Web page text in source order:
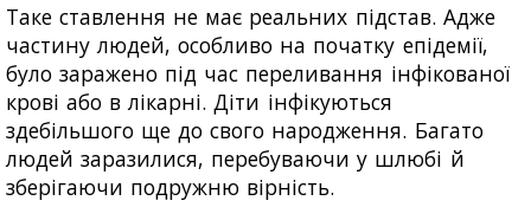
Таке ставлення не має реальних підстав. Адже
частину людей, особливо на початку епідемії,
було заражено під час переливання інфікованої
крові або в лікарні. Діти інфікуються
здебільшого ще до свого народження. Багато
людей заразилися, перебуваючи у шлюбі й
зберігаючи подружню вірність.